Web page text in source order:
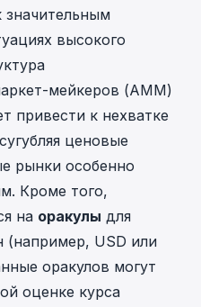
значительным
высокого
мейкеров (AMM)
привести к нехватке
ценовые
рынки особенно
Кроме того,
на оракулы для
(например, USD или
оракулов могут
оценке курса